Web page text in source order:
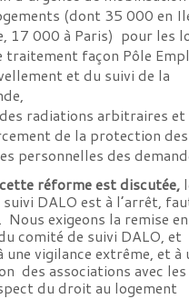
(dont 35 000 en
17 000 à Paris) pour les
traitement façon Pôle
et du suivi de la
radiations arbitraires et
de la protection des
personnelles des
réforme est discutée,
DALO est à l’arrêt,
Nous exigeons la remise
comité de suivi DALO, et
une vigilance extrême, et à
des associations avec les
du droit au logement